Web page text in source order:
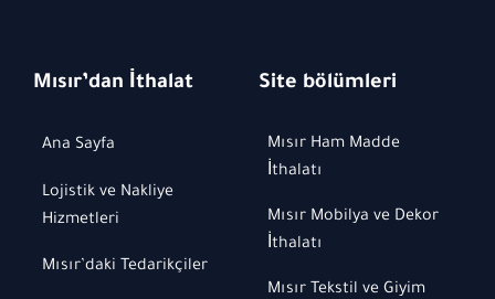
Mısır’dan İthalat
Ana Sayfa
Lojistik ve Nakliye
Hizmetleri
Mısır’daki Tedarikçiler
Site bölümleri
Mısır Ham Madde
İthalatı
Mısır Mobilya ve Dekor
İthalatı
Mısır Tekstil ve Giyim